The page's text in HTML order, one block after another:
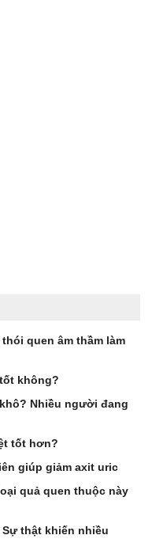
quen âm thầm làm
không?
Nhiều người đang
tốt hơn?
giúp giảm axit uric
quả quen thuộc này
thật khiến nhiều